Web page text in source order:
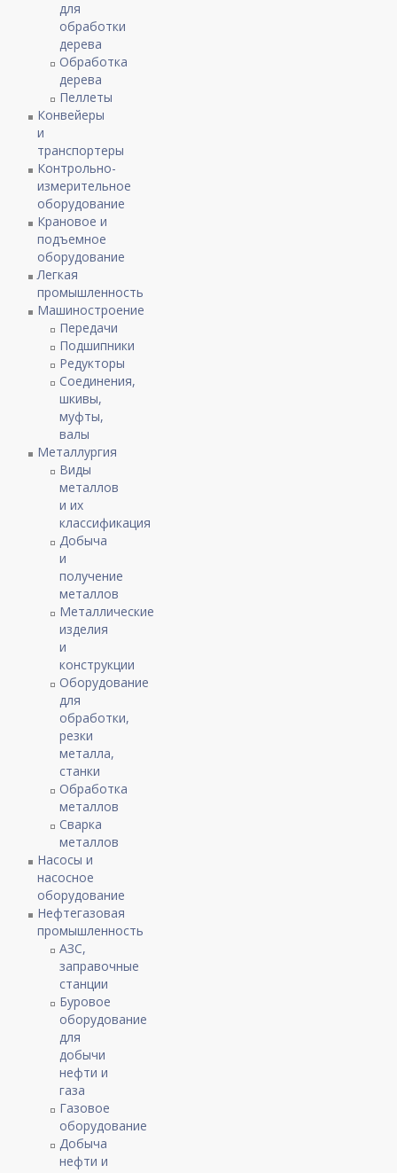
для
обработки
дерева
Обработка
дерева
Пеллеты
Конвейеры
и
транспортеры
Контрольно-
измерительное
оборудование
Крановое и
подъемное
оборудование
Легкая
промышленность
Машиностроение
Передачи
Подшипники
Редукторы
Соединения,
шкивы,
муфты,
валы
Металлургия
Виды
металлов
и их
классификация
Добыча
и
получение
металлов
Металлические
изделия
и
конструкции
Оборудование
для
обработки,
резки
металла,
станки
Обработка
металлов
Сварка
металлов
Насосы и
насосное
оборудование
Нефтегазовая
промышленность
АЗС,
заправочные
станции
Буровое
оборудование
для
добычи
нефти и
газа
Газовое
оборудование
Добыча
нефти и